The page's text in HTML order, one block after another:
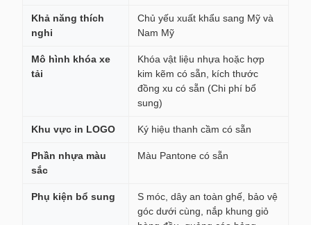
Khả năng thích
nghi
Chủ yếu xuất khẩu sang Mỹ và
Nam Mỹ
Mô hình khóa xe
tải
Khóa vật liệu nhựa hoặc hợp
kim kẽm có sẵn, kích thước
đồng xu có sẵn (Chi phí bổ
sung)
Khu vực in LOGO Ký hiệu thanh cầm có sẵn
Phần nhựa màu
sắc
Màu Pantone có sẵn
Phụ kiện bổ sung
S móc, dây an toàn ghế, bảo vệ
góc dưới cùng, nắp khung giỏ